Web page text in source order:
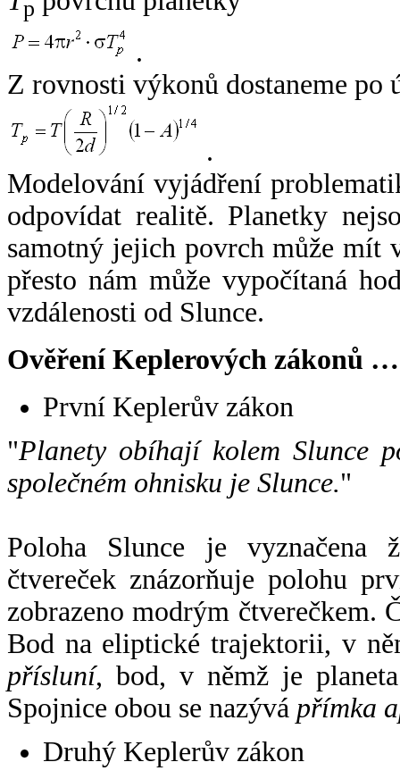
p
.
Z rovnosti výkonů dostaneme po
.
Modelování vyjádření
odpovídat realitě. Planetky
samotný jejich povrch může mít
přesto nám může vypočítaná
vzdálenosti od Slunce.
Ověření Keplerových zákonů …
První Keplerův zákon
"Planety obíhají kolem Slunce
společném ohnisku je Slunce."
Poloha Slunce je vyznačena
čtvereček znázorňuje polohu
zobrazeno modrým čtverečkem.
Bod na eliptické trajektorii, v
přísluní, bod, v němž je
Spojnice obou se nazývá přímka
Druhý Keplerův zákon